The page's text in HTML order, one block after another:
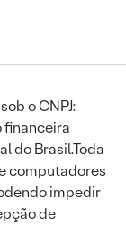
o CNPJ:
do Brasil.Toda
computadores
impedir
de